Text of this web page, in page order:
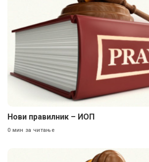
Нови правилник – ИОП
0 мин за читање